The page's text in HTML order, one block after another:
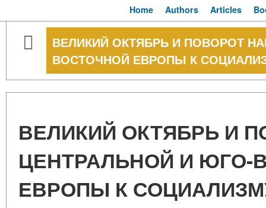
Home Authors Articles
ВЕЛИКИЙ ОКТЯБРЬ И ПОВОРОТ
ВОСТОЧНОЙ ЕВРОПЫ К
ВЕЛИКИЙ ОКТЯБРЬ И
ЦЕНТРАЛЬНОЙ И ЮГО-
ЕВРОПЫ К